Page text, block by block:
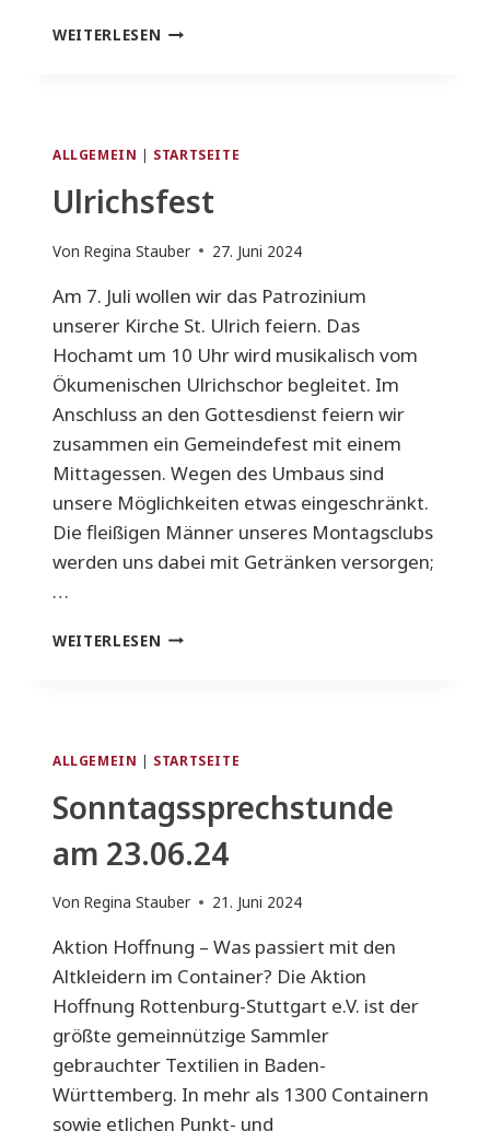
WEITERLESEN FAHRZEUGSEGNUNG
ALLGEMEIN | STARTSEITE
Ulrichsfest
Von Regina Stauber 27. Juni 2024
Am 7. Juli wollen wir das Patrozinium
unserer Kirche St. Ulrich feiern. Das
Hochamt um 10 Uhr wird musikalisch vom
Ökumenischen Ulrichschor begleitet. Im
Anschluss an den Gottesdienst feiern wir
zusammen ein Gemeindefest mit einem
Mittagessen. Wegen des Umbaus sind
unsere Möglichkeiten etwas eingeschränkt.
Die fleißigen Männer unseres Montagsclubs
werden uns dabei mit Getränken versorgen;
…
WEITERLESEN ULRICHSFEST
ALLGEMEIN | STARTSEITE
Sonntagssprechstunde
am 23.06.24
Von Regina Stauber 21. Juni 2024
Aktion Hoffnung – Was passiert mit den
Altkleidern im Container? Die Aktion
Hoffnung Rottenburg-Stuttgart e.V. ist der
größte gemeinnützige Sammler
gebrauchter Textilien in Baden-
Württemberg. In mehr als 1300 Containern
sowie etlichen Punkt- und